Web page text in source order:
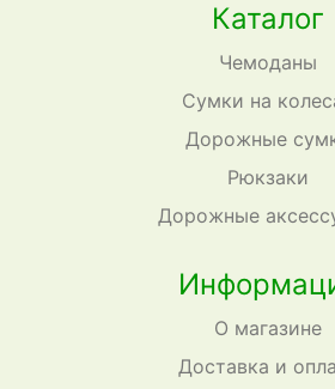
Каталог
Чемоданы
Сумки на
Дорожные
Рюкзаки
Дорожные
О магазине
Доставка и